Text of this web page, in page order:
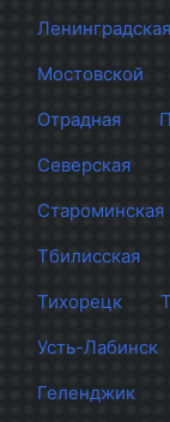
Ленинградская
Мостовской
Отрадная
Северская
Староминская
Тбилисская
Тихорецк
Усть-Лабинск
Геленджик